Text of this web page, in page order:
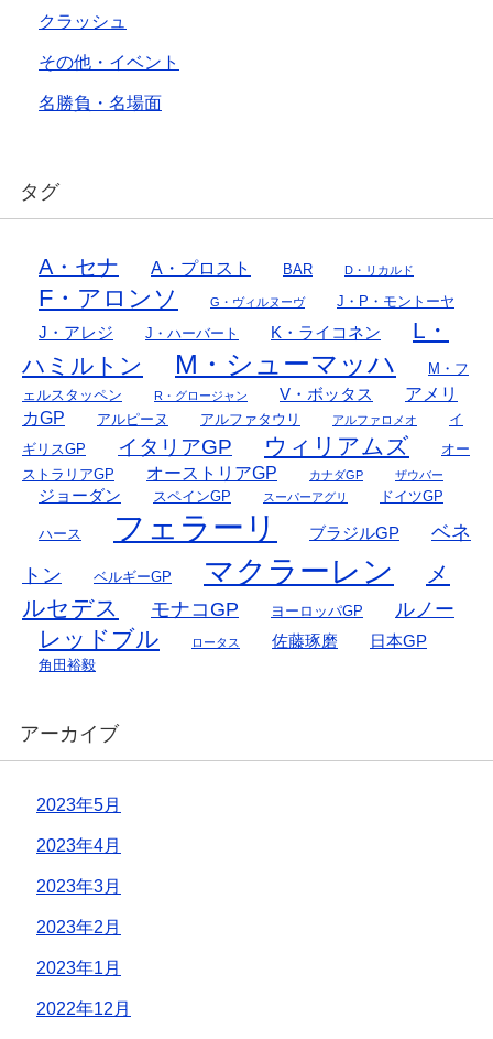
クラッシュ
その他・イベント
名勝負・名場面
タグ
A・セナ A・プロスト BAR D・リカルド
F・アロンソ G・ヴィルヌーヴ J・P・モントーヤ
J・アレジ J・ハーバート K・ライコネン
L・
ハミルトン
M・シューマッハ
M・フ
ェルスタッペン
R・グロージャン V・ボッタス
アメリ
カGP
アルピーヌ アルファタウリ アルファロメオ
イ
ギリスGP
イタリアGP ウィリアムズ
オー
ストラリアGP
オーストリアGP カナダGP ザウバー
ジョーダン スペインGP スーパーアグリ ドイツGP
ハース フェラーリ ブラジルGP
ベネ
トン
ベルギーGP マクラーレン
メ
ルセデス
モナコGP ヨーロッパGP ルノー
レッドブル ロータス 佐藤琢磨 日本GP
角田裕毅
アーカイブ
2023年5月
2023年4月
2023年3月
2023年2月
2023年1月
2022年12月